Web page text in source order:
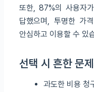
또한, 87%의 사용자
답했으며, 투명한 가
안심하고 이용할 수 있
선택 시 흔한 문
과도한 비용 청